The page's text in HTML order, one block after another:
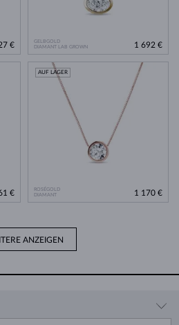
€
GELBGOLD
DIAMANT LAB GROWN
1 692 €
€
ROSÉGOLD
DIAMANT
AUF LAGER
1 170 €
ANZEIGEN